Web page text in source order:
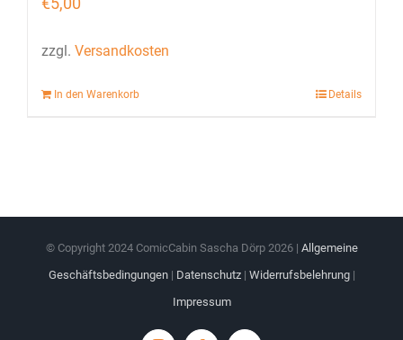
zzgl. Versandkosten
In den Warenkorb Details
© Copyright 2024 ComicCabin Sascha Dörp 2026 | Allgemeine
Geschäftsbedingungen| Datenschutz| Widerrufsbelehrung|
Impressum